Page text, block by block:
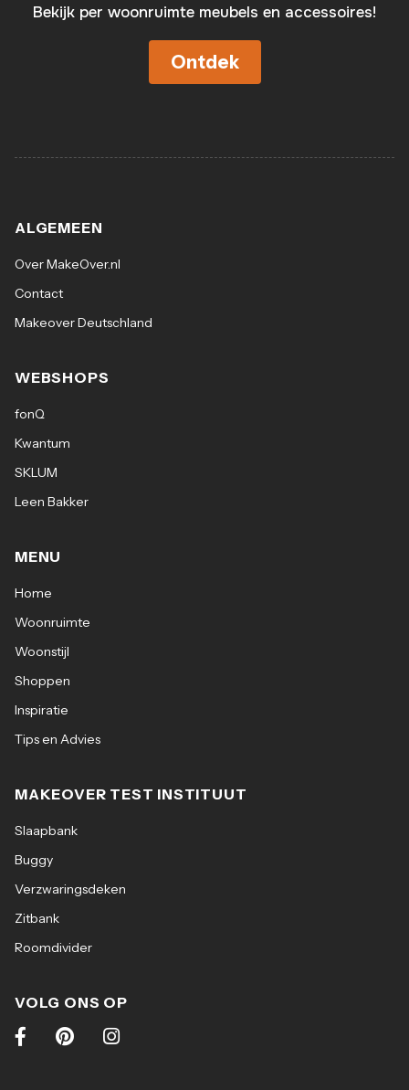
Bekijk per woonruimte meubels en accessoires!
Ontdek
ALGEMEEN
Over MakeOver.nl
Contact
Makeover Deutschland
WEBSHOPS
fonQ
Kwantum
SKLUM
Leen Bakker
MENU
Home
Woonruimte
Woonstijl
Shoppen
Inspiratie
Tips en Advies
MAKEOVER TEST INSTITUUT
Slaapbank
Buggy
Verzwaringsdeken
Zitbank
Roomdivider
VOLG ONS OP